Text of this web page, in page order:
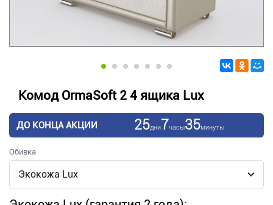
Комод OrmaSoft 2 4 ящика Lux
ДО КОНЦА АКЦИИ 25дни7часы35минуты
Обивка